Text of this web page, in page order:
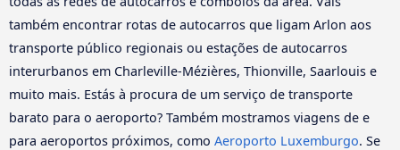
também encontrar rotas de autocarros que ligam Arlon aos
transporte público regionais ou estações de autocarros
interurbanos em Charleville-Mézières, Thionville, Saarlouis e
muito mais. Estás à procura de um serviço de transporte
barato para o aeroporto? Também mostramos viagens de e
para aeroportos próximos, como Aeroporto Luxemburgo. Se